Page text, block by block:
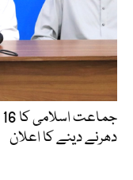
دھرنے دینے کا اعلان